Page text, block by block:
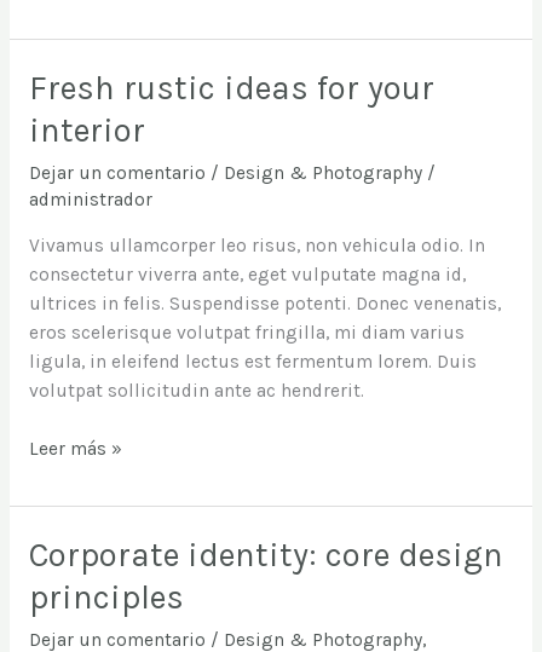
Fresh rustic ideas for your
interior
Dejar un comentario / Design & Photography/
administrador
Vivamus ullamcorper leo risus, non vehicula odio. In
consectetur viverra ante, eget vulputate magna id,
ultrices in felis. Suspendisse potenti. Donec venenatis,
eros scelerisque volutpat fringilla, mi diam varius
ligula, in eleifend lectus est fermentum lorem. Duis
volutpat sollicitudin ante ac hendrerit.
Fresh
ideas
for
your
Leer más »
Corporate identity: core design
principles
Dejar un comentario / Design & Photography,
Corporate
identity:
core
design